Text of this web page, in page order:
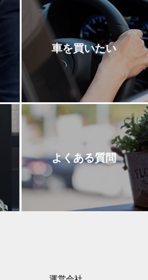
車を買いたい
よくある質問